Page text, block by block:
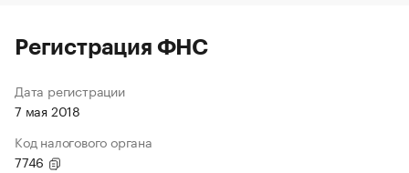
Регистрация ФНС
Дата регистрации
7 мая 2018
Код налогового органа
7746